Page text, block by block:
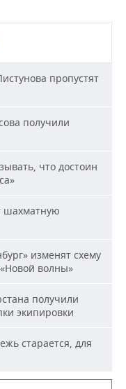
пропустят
получили
что достоин
шахматную
изменят схему
волны»
получили
экипировки
старается, для